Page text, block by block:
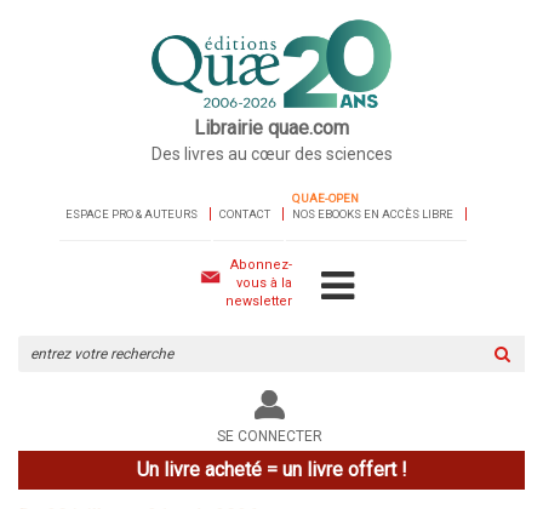
Librairie quae.com
Des livres au cœur des sciences
ESPACE PRO & AUTEURS CONTACT
QUAE-OPEN
NOS EBOOKS EN ACCÈS LIBRE
Abonnez-
vous à la
newsletter
le
site
SE CONNECTER
Un livre acheté = un livre offert !